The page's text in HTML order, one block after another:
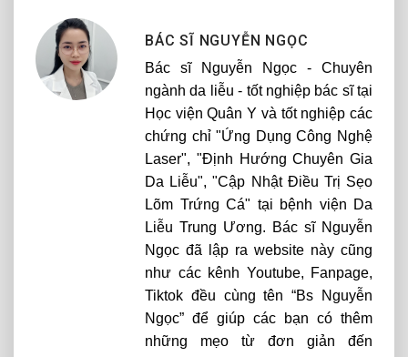
BÁC SĨ NGUYỄN NGỌC
Bác sĩ Nguyễn Ngọc - Chuyên
ngành da liễu - tốt nghiệp bác sĩ tại
Học viện Quân Y và tốt nghiệp các
chứng chỉ "Ứng Dụng Công Nghệ
Laser", "Định Hướng Chuyên Gia
Da Liễu", "Cập Nhật Điều Trị Sẹo
Lõm Trứng Cá" tại bệnh viện Da
Liễu Trung Ương. Bác sĩ Nguyễn
Ngọc đã lập ra website này cũng
như các kênh Youtube, Fanpage,
Tiktok đều cùng tên “Bs Nguyễn
Ngọc” để giúp các bạn có thêm
những mẹo từ đơn giản đến